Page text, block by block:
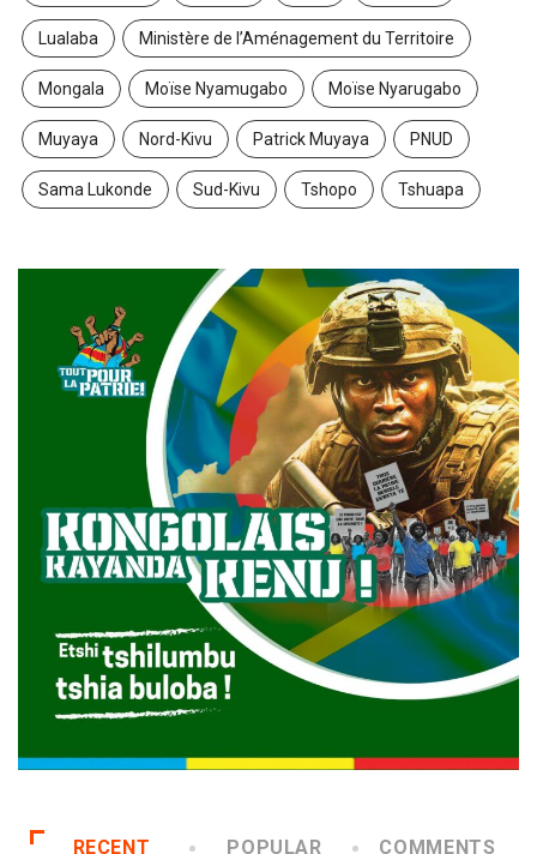
Lualaba Ministère de l’Aménagement du Territoire
Mongala Moïse Nyamugabo Moïse Nyarugabo
Muyaya Nord-Kivu Patrick Muyaya PNUD
Sama Lukonde Sud-Kivu Tshopo Tshuapa
RECENT POPULAR COMMENTS